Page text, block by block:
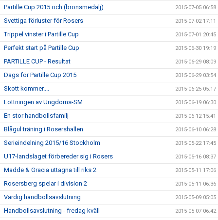
Partille Cup 2015 och (bronsmedalj) 2015-07-05 06:58
Svettiga förluster för Rosers 2015-07-02 17:11
Trippel vinster i Partille Cup 2015-07-01 20:45
Perfekt start på Partille Cup 2015-06-30 19:19
PARTILLE CUP - Resultat 2015-06-29 08:09
Dags för Partille Cup 2015 2015-06-29 03:54
Skott kommer.... 2015-06-25 05:17
Lottningen av Ungdoms-SM 2015-06-19 06:30
En stor handbollsfamilj 2015-06-12 15:41
Blågul träning i Rosershallen 2015-06-10 06:28
Serieindelning 2015/16 Stockholm 2015-05-22 17:45
U17-landslaget förbereder sig i Rosers 2015-05-16 08:37
Madde & Gracia uttagna till riks 2 2015-05-11 17:06
Rosersberg spelar i division 2 2015-05-11 06:36
Värdig handbollsavslutning 2015-05-09 05:05
Handbollsavslutning - fredag kväll 2015-05-07 06:42